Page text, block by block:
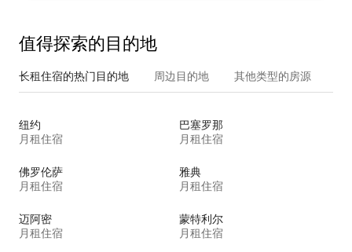
值得探索的目的地
长租住宿的热门目的地 周边目的地 其他类型的房源
纽约
月租住宿
巴塞罗那
月租住宿
佛罗伦萨
月租住宿
雅典
月租住宿
迈阿密
月租住宿
蒙特利尔
月租住宿